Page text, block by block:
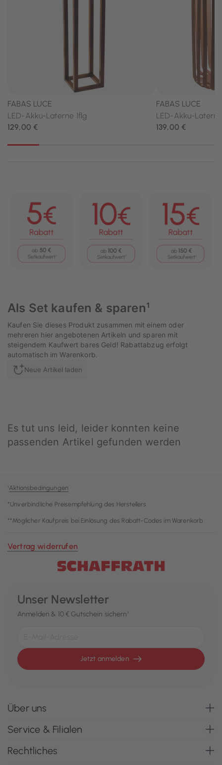
¹Aktionsbedingungen
*Unverbindliche Preisempfehlung des Herstellers
**Möglicher Kaufpreis bei Einlösung des Rabatt-Codes im Warenkorb
Vertrag widerrufen
Unser Newsletter
Anmelden & 10 € Gutschein sichern¹
Jetzt anmelden
Über uns
Service & Filialen
Rechtliches